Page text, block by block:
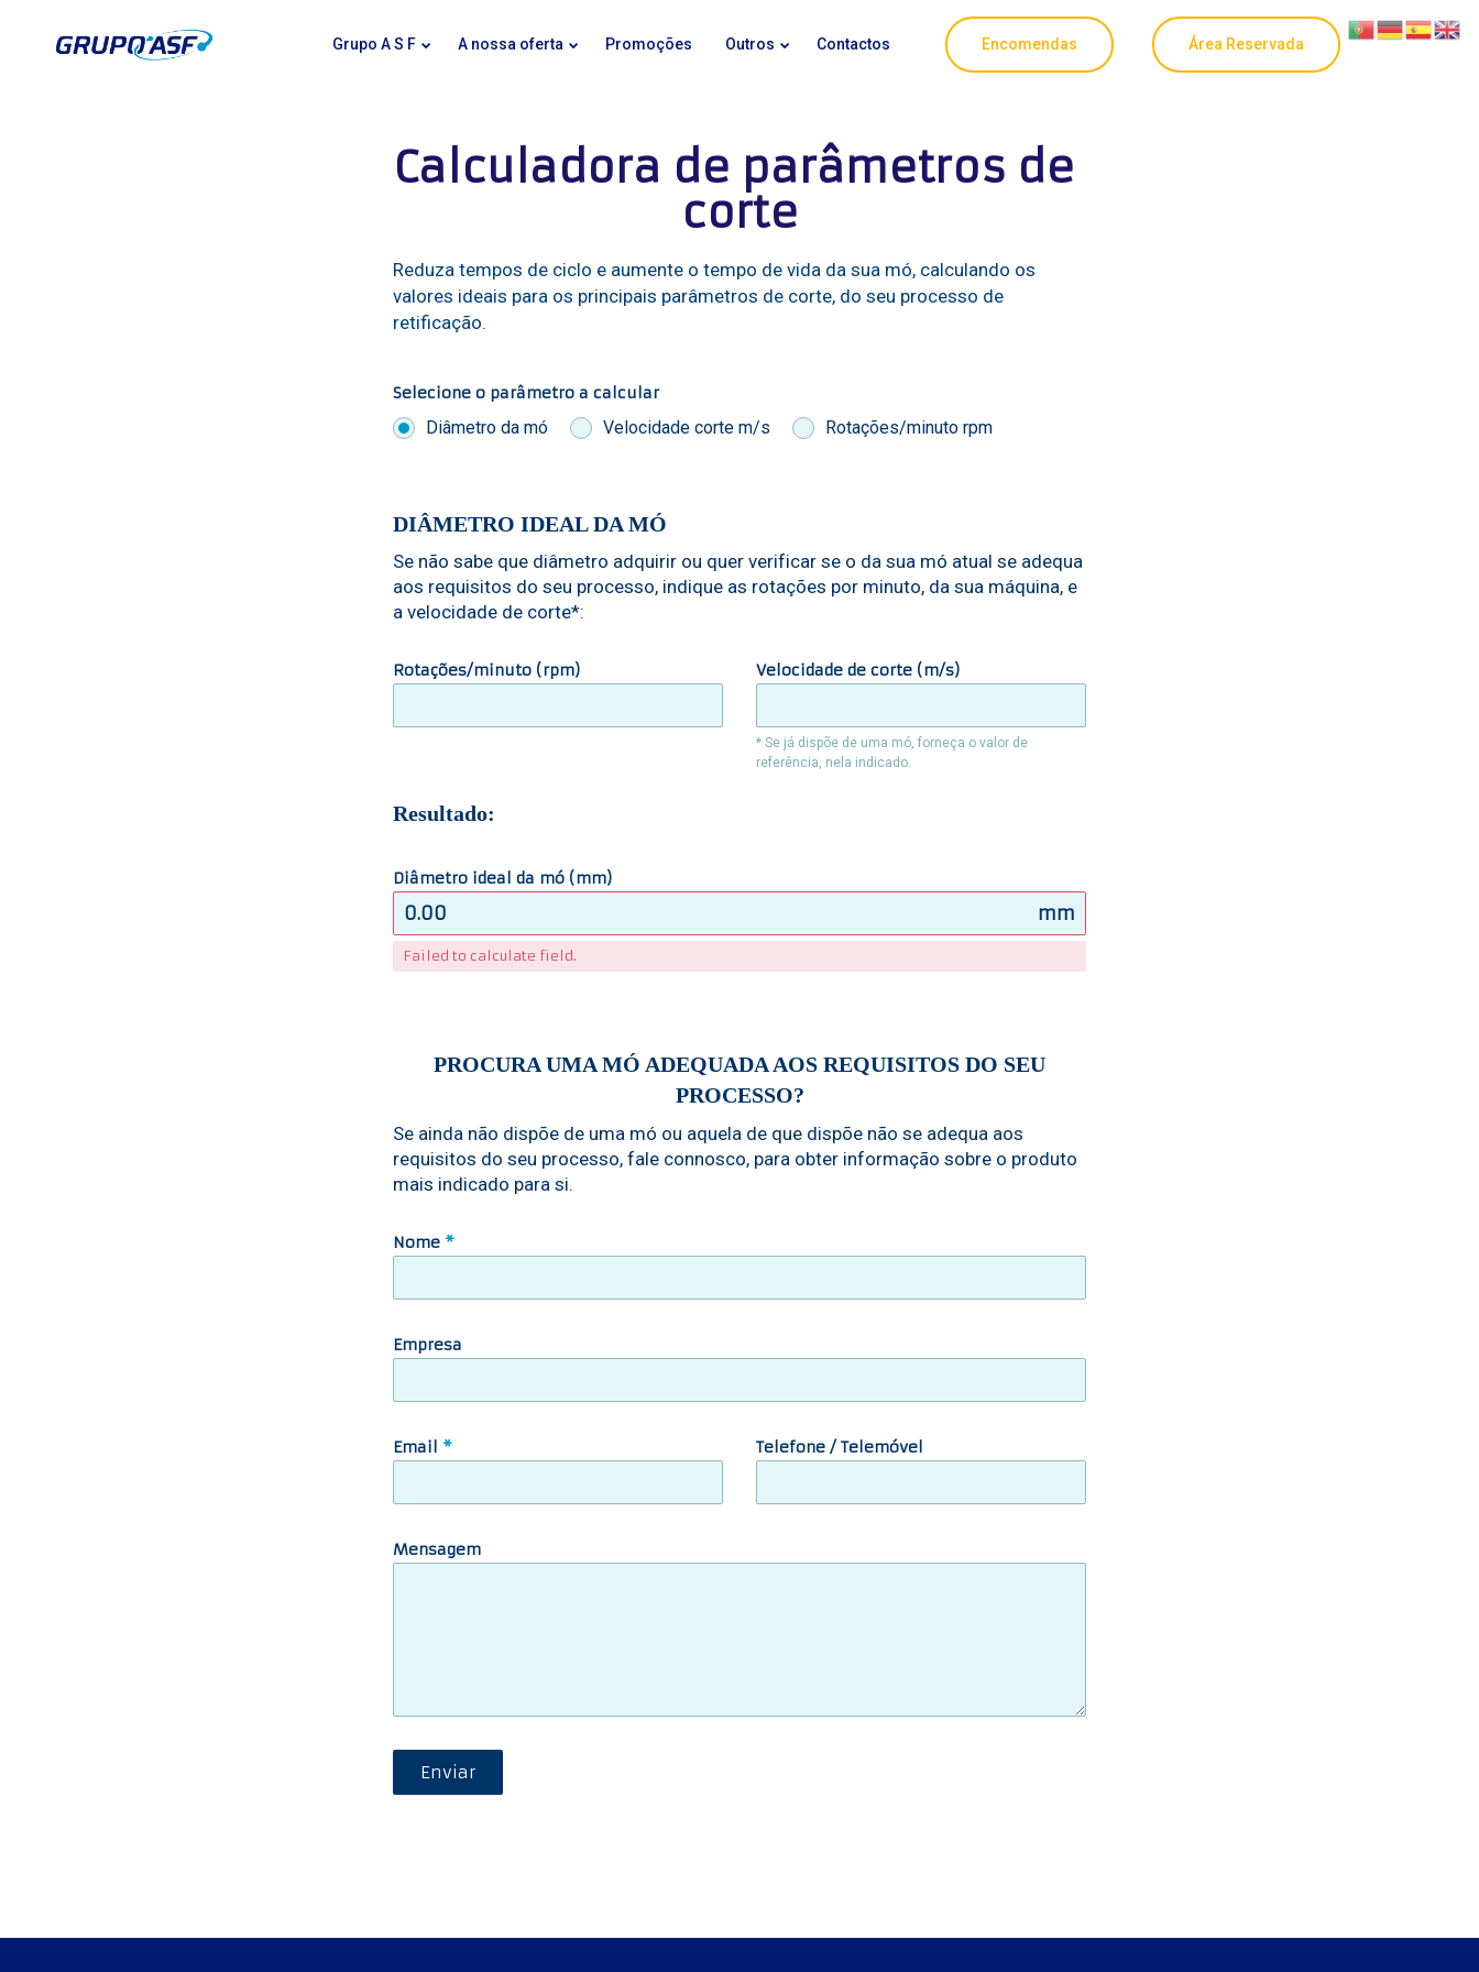
Grupo A S F A nossa oferta Promoções Outros Contactos Encomendas Área Reservada
Calculadora de parâmetros de
corte
Reduza tempos de ciclo e aumente o tempo de vida da sua mó, calculando os
valores ideais para os principais parâmetros de corte, do seu processo de
retificação.
Selecione o parâmetro a calcular
Diâmetro da mó Velocidade corte m/s Rotações/minuto rpm
DIÂMETRO IDEAL DA MÓ
Se não sabe que diâmetro adquirir ou quer verificar se o da sua mó atual se adequa
aos requisitos do seu processo, indique as rotações por minuto, da sua máquina, e
a velocidade de corte*:
Rotações/minuto (rpm) Velocidade de corte (m/s)
* Se já dispõe de uma mó, forneça o valor de
referência, nela indicado.
Resultado:
Diâmetro ideal da mó (mm)
mm
Failed to calculate field.
PROCURA UMA MÓ ADEQUADA AOS REQUISITOS DO SEU
PROCESSO?
Se ainda não dispõe de uma mó ou aquela de que dispõe não se adequa aos
requisitos do seu processo, fale connosco, para obter informação sobre o produto
mais indicado para si.
Nome *
Empresa
Email * Telefone / Telemóvel
Mensagem
Enviar